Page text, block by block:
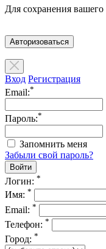
Для сохранения вашего
Авторизоваться
Вход Регистрация
Email:*
Пароль:*
Запомнить меня
Забыли свой пароль?
Логин: *
Имя: *
Email: *
Телефон: *
Город: *